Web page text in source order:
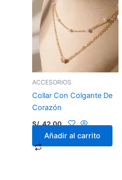
ACCESORIOS
Collar Con Colgante De
Corazón
S/.42.00
Añadir al carrito